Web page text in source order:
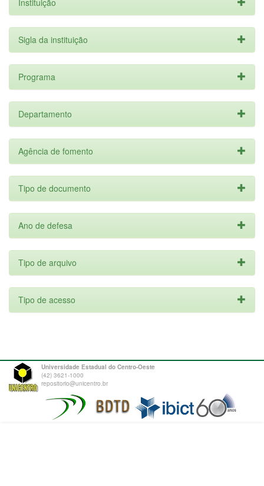
Instituição
Sigla da instituição
Programa
Departamento
Agência de fomento
Tipo de documento
Ano de defesa
Tipo de arquivo
Tipo de acesso
Universidade Estadual do Centro-Oeste
(42) 3621-1000
repositorio@unicentro.br